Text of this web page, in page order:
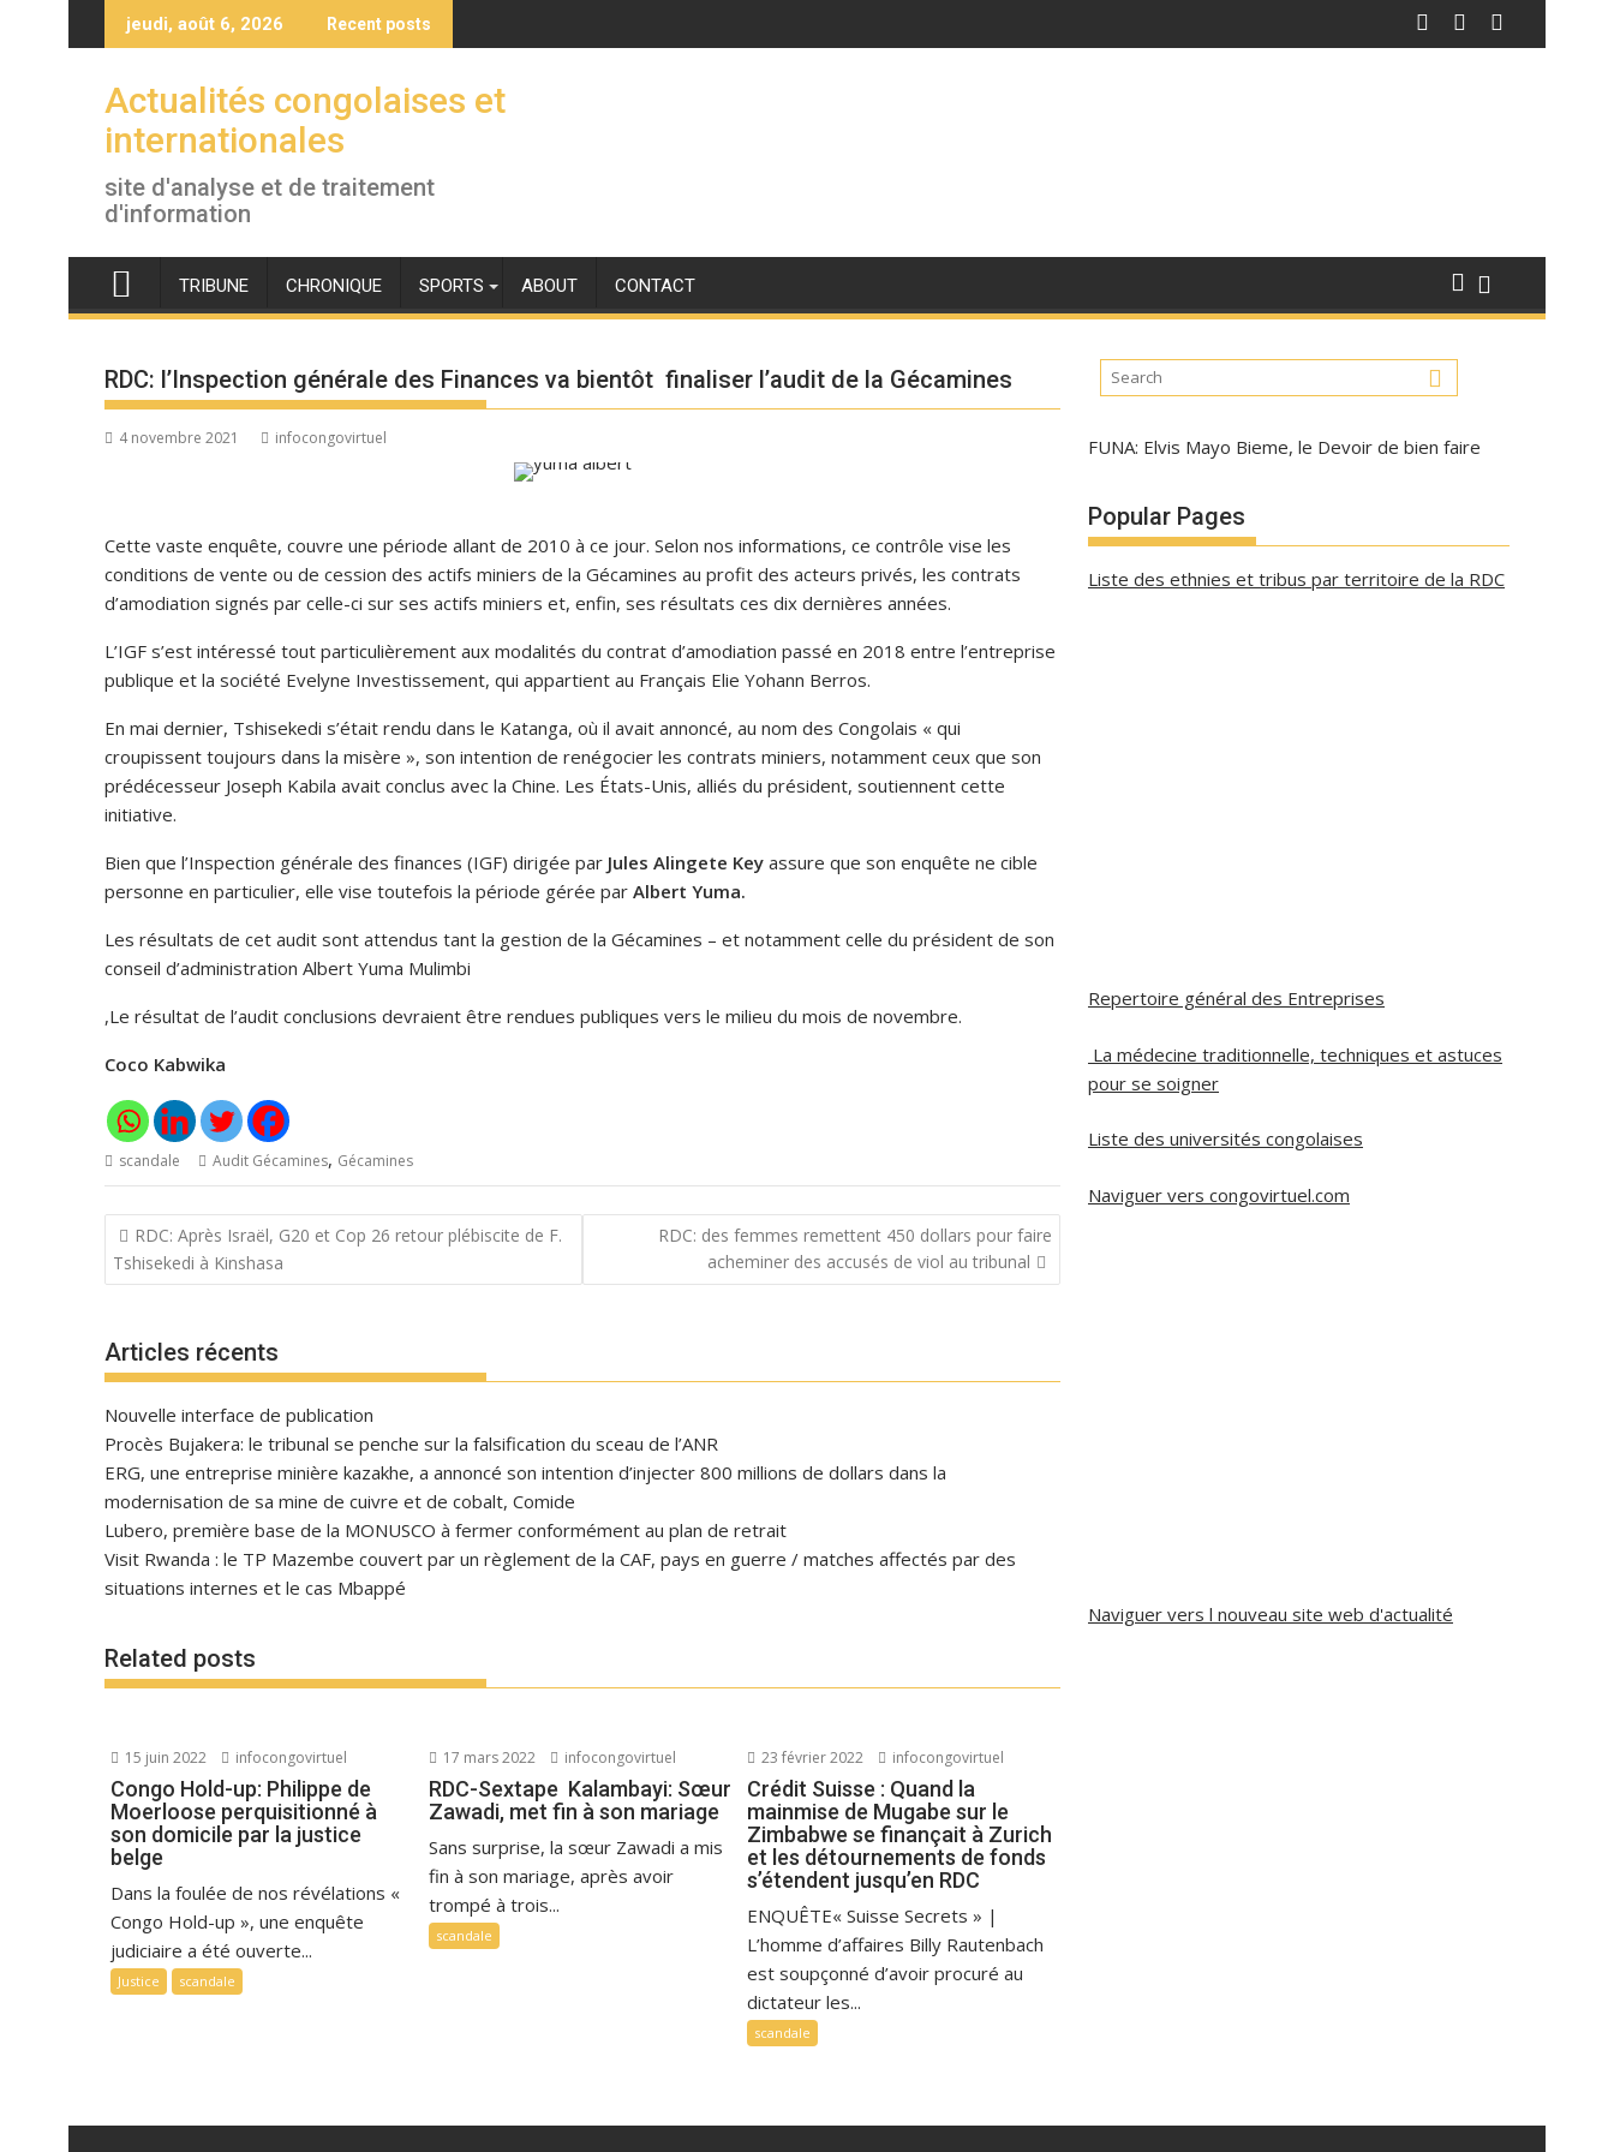
to
jeudi, août 6, 2026 Recent posts
Actualités congolaises et
internationales
site d'analyse et de traitement
d'information
TRIBUNE CHRONIQUE SPORTS ABOUT CONTACT
RDC: l’Inspection générale des Finances va bientôt finaliser l’audit de la Gécamines
4 novembre 2021 infocongovirtuel
Cette vaste enquête, couvre une période allant de 2010 à ce jour. Selon nos informations, ce contrôle vise les
conditions de vente ou de cession des actifs miniers de la Gécamines au profit des acteurs privés, les contrats
d’amodiation signés par celle-ci sur ses actifs miniers et, enfin, ses résultats ces dix dernières années.
L’IGF s’est intéressé tout particulièrement aux modalités du contrat d’amodiation passé en 2018 entre l’entreprise
publique et la société Evelyne Investissement, qui appartient au Français Elie Yohann Berros.
En mai dernier, Tshisekedi s’était rendu dans le Katanga, où il avait annoncé, au nom des Congolais « qui
croupissent toujours dans la misère », son intention de renégocier les contrats miniers, notamment ceux que son
prédécesseur Joseph Kabila avait conclus avec la Chine. Les États-Unis, alliés du président, soutiennent cette
initiative.
Bien que l’Inspection générale des finances (IGF) dirigée par Jules Alingete Key assure que son enquête ne cible
personne en particulier, elle vise toutefois la période gérée par Albert Yuma.
Les résultats de cet audit sont attendus tant la gestion de la Gécamines – et notamment celle du président de son
conseil d’administration Albert Yuma Mulimbi
,Le résultat de l’audit conclusions devraient être rendues publiques vers le milieu du mois de novembre.
Coco Kabwika
scandale Audit Gécamines, Gécamines
Navigation
de
l’article
RDC: Après Israël, G20 et Cop 26 retour plébiscite de F.
Tshisekedi à Kinshasa
RDC: des femmes remettent 450 dollars pour faire
acheminer des accusés de viol au tribunal
Articles récents
Nouvelle interface de publication
Procès Bujakera: le tribunal se penche sur la falsification du sceau de l’ANR
ERG, une entreprise minière kazakhe, a annoncé son intention d’injecter 800 millions de dollars dans la
modernisation de sa mine de cuivre et de cobalt, Comide
Lubero, première base de la MONUSCO à fermer conformément au plan de retrait
Visit Rwanda : le TP Mazembe couvert par un règlement de la CAF, pays en guerre / matches affectés par des
situations internes et le cas Mbappé
Related posts
15 juin 2022 infocongovirtuel
Congo Hold-up: Philippe de
Moerloose perquisitionné à
son domicile par la justice
belge
Dans la foulée de nos révélations «
Congo Hold-up », une enquête
judiciaire a été ouverte...
Justice scandale
17 mars 2022 infocongovirtuel
RDC-Sextape Kalambayi: Sœur
Zawadi, met fin à son mariage
Sans surprise, la sœur Zawadi a mis
fin à son mariage, après avoir
trompé à trois...
scandale
23 février 2022 infocongovirtuel
Crédit Suisse : Quand la
mainmise de Mugabe sur le
Zimbabwe se finançait à Zurich
et les détournements de fonds
s’étendent jusqu’en RDC
ENQUÊTE« Suisse Secrets » |
L’homme d’affaires Billy Rautenbach
est soupçonné d’avoir procuré au
dictateur les...
scandale
FUNA: Elvis Mayo Bieme, le Devoir de bien faire
Popular Pages
Liste des ethnies et tribus par territoire de la RDC
Repertoire général des Entreprises
La médecine traditionnelle, techniques et astuces
pour se soigner
Liste des universités congolaises
Naviguer vers congovirtuel.com
Naviguer vers l nouveau site web d'actualité